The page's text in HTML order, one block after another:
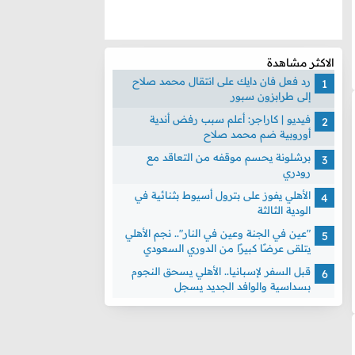
الاكثر مشاهدة
رد فعل فان دايك على انتقال محمد صلاح
إلى طرابزون سبور
فيديو | كاراجر: أعلم سبب رفض أندية
أوروبية ضم محمد صلاح
برشلونة يحسم موقفه من التعاقد مع
رودري
الأهلي يفوز على بترول أسيوط بثنائية في
الودية الثالثة
"عين في الجنة وعين في النار".. نجم الأهلي
يتلقى عرضًا كبيرًا من الدوري السعودي
قبل السفر لإسبانيا.. الأهلي يسحق النجوم
بسداسية والوافد الجديد يسجل